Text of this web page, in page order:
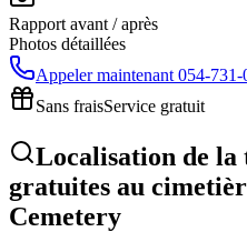
Rapport avant / après
Photos détaillées
Appeler maintenant 054-731-
Sans fraisService gratuit
Localisation de la
gratuites au
Cemetery